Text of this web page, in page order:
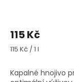
115 Kč
Měrná
115 Kč / 1 l
Kapalné hnojivo